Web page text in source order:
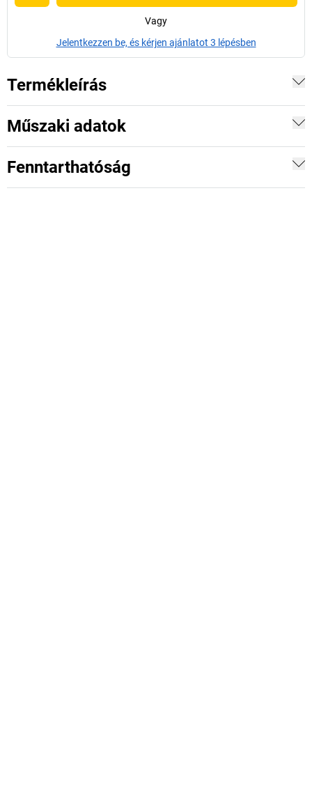
Vagy
Jelentkezzen be, és kérjen ajánlatot 3 lépésben
Termékleírás
Műszaki adatok
Fenntarthatóság